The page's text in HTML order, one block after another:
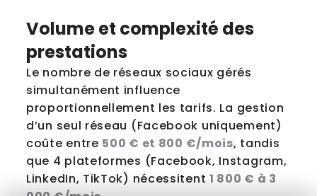
Volume et complexité des
prestations
Le nombre de réseaux sociaux gérés
simultanément influence
proportionnellement les tarifs. La gestion
d’un seul réseau (Facebook uniquement)
coûte entre 500 € et 800 €/mois, tandis
que 4 plateformes (Facebook, Instagram,
LinkedIn, TikTok) nécessitent 1 800 € à 3